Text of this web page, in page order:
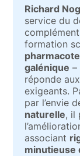
Richard
service du
formation
galénique –
réponde
exigeants.
par l’envie
naturelle, il
associant
minutieuse